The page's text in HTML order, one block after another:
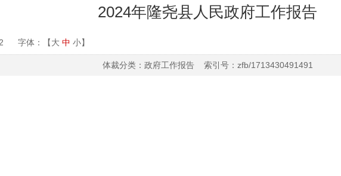
2024年隆尧县人民政府工作报告
字体：【大 中 小】
体裁分类：政府工作报告 索引号：zfb/1713430491491